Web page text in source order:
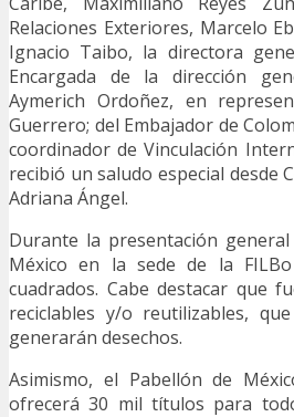
Relaciones Exteriores, Marcelo
Ignacio Taibo, la directora
Encargada de la dirección
Aymerich Ordoñez, en
Guerrero; del Embajador de
coordinador de Vinculación
recibió un saludo especial desde
Adriana Ángel.
Durante la presentación
México en la sede de la
cuadrados. Cabe destacar que
reciclables y/o reutilizables,
generarán desechos.
Asimismo, el Pabellón de
ofrecerá 30 mil títulos para